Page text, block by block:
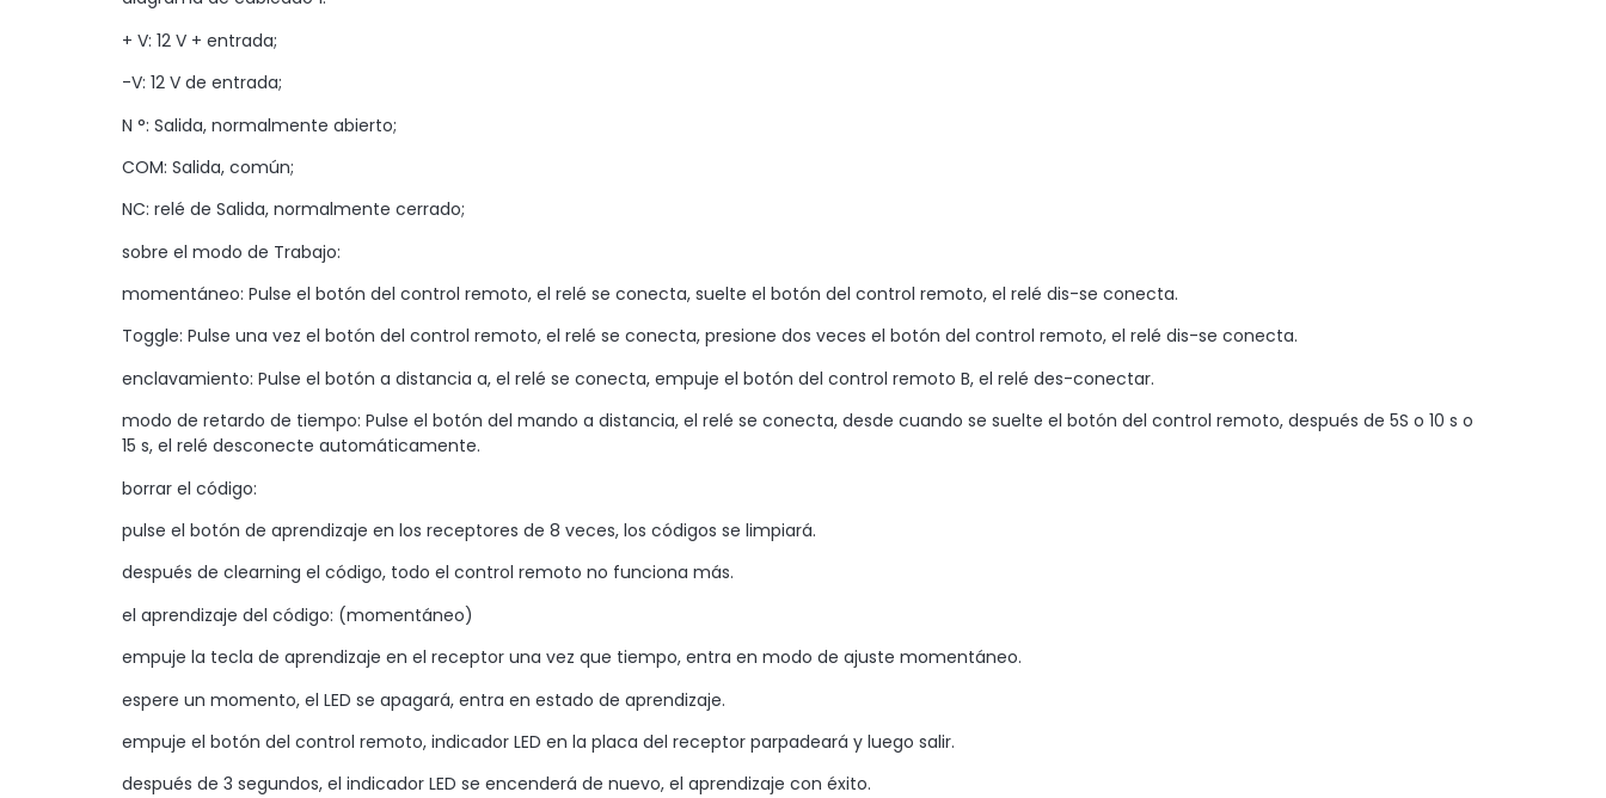
+ V: 12 V + entrada;
-V: 12 V de entrada;
N °: Salida, normalmente abierto;
COM: Salida, común;
NC: relé de Salida, normalmente cerrado;
sobre el modo de Trabajo:
momentáneo: Pulse el botón del control remoto, el relé se conecta, suelte el botón del control remoto, el relé dis-se conecta.
Toggle: Pulse una vez el botón del control remoto, el relé se conecta, presione dos veces el botón del control remoto, el relé dis-se conecta.
enclavamiento: Pulse el botón a distancia a, el relé se conecta, empuje el botón del control remoto B, el relé des-conectar.
modo de retardo de tiempo: Pulse el botón del mando a distancia, el relé se conecta, desde cuando se suelte el botón del control remoto, después de 5S o 10 s o
15 s, el relé desconecte automáticamente.
borrar el código:
pulse el botón de aprendizaje en los receptores de 8 veces, los códigos se limpiará.
después de clearning el código, todo el control remoto no funciona más.
el aprendizaje del código: (momentáneo)
empuje la tecla de aprendizaje en el receptor una vez que tiempo, entra en modo de ajuste momentáneo.
espere un momento, el LED se apagará, entra en estado de aprendizaje.
empuje el botón del control remoto, indicador LED en la placa del receptor parpadeará y luego salir.
después de 3 segundos, el indicador LED se encenderá de nuevo, el aprendizaje con éxito.